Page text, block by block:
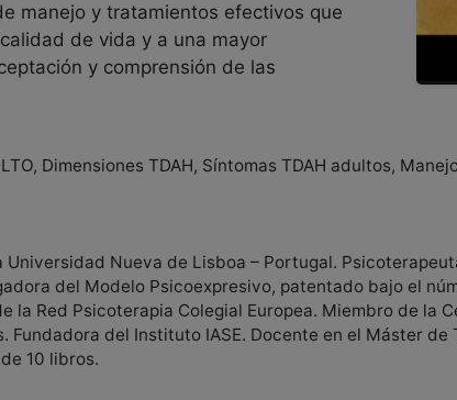
manejo y tratamientos efectivos que
de vida y a una mayor
y comprensión de las
Dimensiones TDAH, Síntomas TDAH adultos,
Nueva de Lisboa – Portugal.
del Modelo Psicoexpresivo, patentado bajo el
la Red Psicoterapia Colegial Europea. Miembro de la
Fundadora del Instituto IASE. Docente en el Máster
10 libros.